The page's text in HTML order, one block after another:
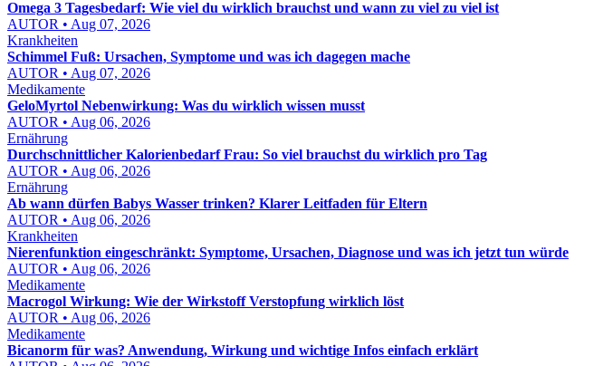
Omega 3 Tagesbedarf: Wie viel du wirklich brauchst und wann zu viel zu viel ist
AUTOR • Aug 07, 2026
Krankheiten
Schimmel Fuß: Ursachen, Symptome und was ich dagegen mache
AUTOR • Aug 07, 2026
Medikamente
GeloMyrtol Nebenwirkung: Was du wirklich wissen musst
AUTOR • Aug 06, 2026
Ernährung
Durchschnittlicher Kalorienbedarf Frau: So viel brauchst du wirklich pro Tag
AUTOR • Aug 06, 2026
Ernährung
Ab wann dürfen Babys Wasser trinken? Klarer Leitfaden für Eltern
AUTOR • Aug 06, 2026
Krankheiten
Nierenfunktion eingeschränkt: Symptome, Ursachen, Diagnose und was ich jetzt tun würde
AUTOR • Aug 06, 2026
Medikamente
Macrogol Wirkung: Wie der Wirkstoff Verstopfung wirklich löst
AUTOR • Aug 06, 2026
Medikamente
Bicanorm für was? Anwendung, Wirkung und wichtige Infos einfach erklärt